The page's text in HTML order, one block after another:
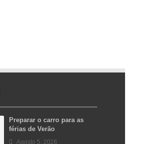
Preparar o carro para as
férias de Verão
Agosto 5, 2026